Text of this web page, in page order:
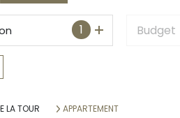
1 Budget
LA TOUR APPARTEMENT